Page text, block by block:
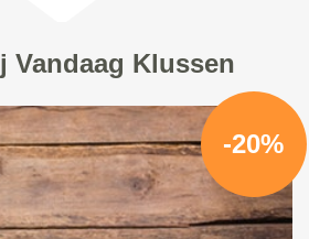
Vandaag Klussen
-20%